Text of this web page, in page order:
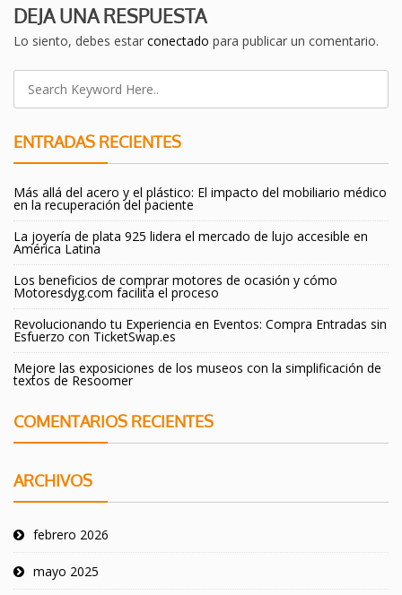
DEJA UNA RESPUESTA
Lo siento, debes estar conectado para publicar un comentario.
ENTRADAS RECIENTES
Más allá del acero y el plástico: El impacto del mobiliario médico
en la recuperación del paciente
La joyería de plata 925 lidera el mercado de lujo accesible en
América Latina
Los beneficios de comprar motores de ocasión y cómo
Motoresdyg.com facilita el proceso
Revolucionando tu Experiencia en Eventos: Compra Entradas sin
Esfuerzo con TicketSwap.es
Mejore las exposiciones de los museos con la simplificación de
textos de Resoomer
COMENTARIOS RECIENTES
ARCHIVOS
febrero 2026
mayo 2025